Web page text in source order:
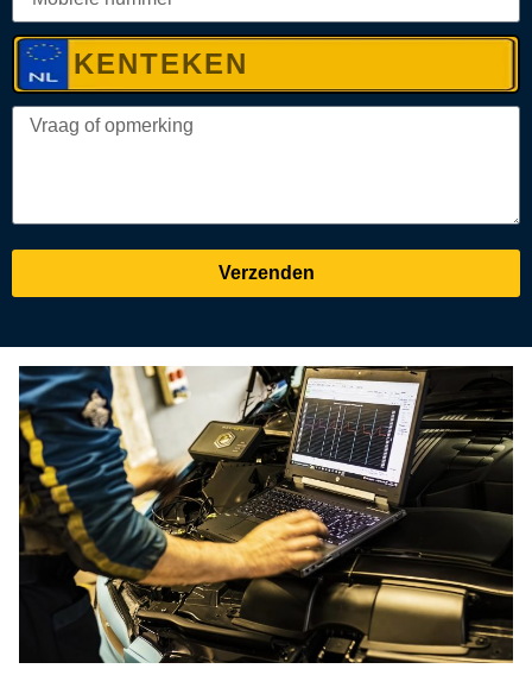
Verzenden